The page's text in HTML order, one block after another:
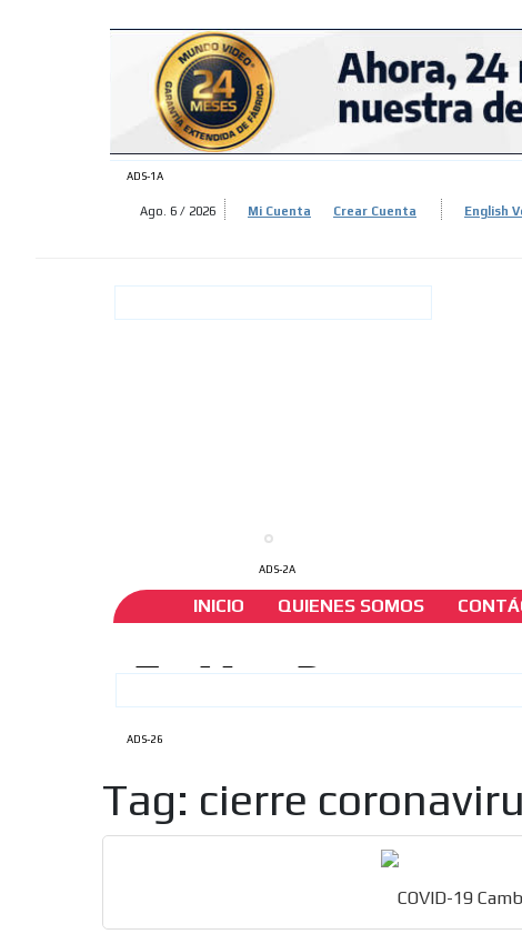
ADS-1A
Ago. 6 / 2026 Mi Cuenta Crear Cuenta English
ADS-2A
INICIO QUIENES SOMOS
ADS-26
Tag: cierre
COVID-19
ADS-3A